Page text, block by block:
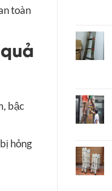
toàn
bậc
hỏng